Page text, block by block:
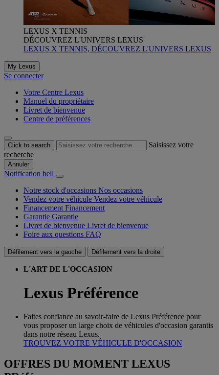
LEXUS X TENNIS
DÉCOUVREZ L'UNIVERS LEXUS
LEXUS X TENNIS, DÉCOUVREZ L'UNIVERS LEXUS
My Lexus
Se connecter
Votre Centre Lexus
Manuel du propriétaire
Livret de bienvenue
Centre de préférences
Click to search
Saisissez votre
recherche
Annuler
Notification bell
Notre stock d'occasions Nos occasions
Vendez votre véhicule Vendez votre véhicule
Financement Financement
Garantie Garantie
Livret de bienvenue Livret de bienvenue
Foire aux questions FAQ
Défilement vers la gauche Défilement vers la droite
L'ART DE L'OCCASION
Lexus Préférence
Faites confiance au savoir-faire de Lexus Préférence pour
vous proposer un large choix de véhicules d'occasion garantis
dans notre réseau Lexus.
TROUVEZ VOTRE VÉHICULE D'OCCASION
OFFRES DU MOMENT LEXUS